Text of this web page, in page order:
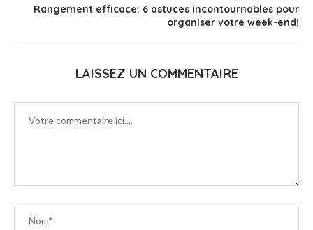
Rangement efficace: 6 astuces incontournables pour
organiser votre week-end!
LAISSEZ UN COMMENTAIRE